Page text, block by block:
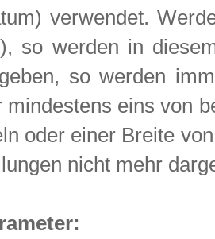
verwendet.
so werden in
so werden
mindestens eins von
oder einer Breite
nicht mehr